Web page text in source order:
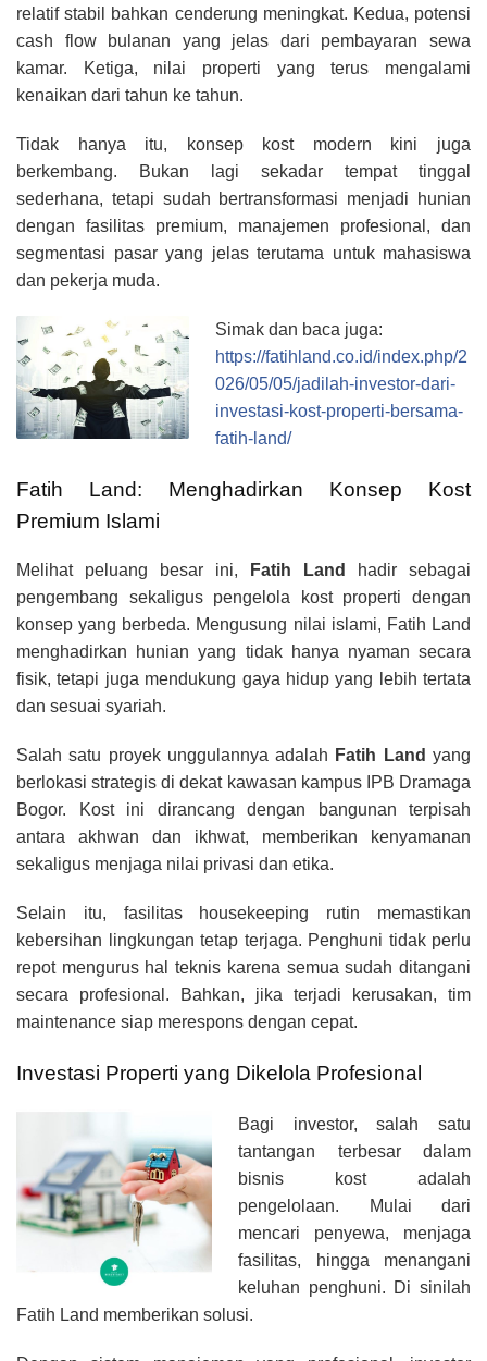
relatif stabil bahkan cenderung meningkat. Kedua, potensi
cash flow bulanan yang jelas dari pembayaran sewa
kamar. Ketiga, nilai properti yang terus mengalami
kenaikan dari tahun ke tahun.
Tidak hanya itu, konsep kost modern kini juga
berkembang. Bukan lagi sekadar tempat tinggal
sederhana, tetapi sudah bertransformasi menjadi hunian
dengan fasilitas premium, manajemen profesional, dan
segmentasi pasar yang jelas terutama untuk mahasiswa
dan pekerja muda.
Simak dan baca juga:
https://fatihland.co.id/index.php/2
026/05/05/jadilah-investor-dari-
investasi-kost-properti-bersama-
fatih-land/
Fatih Land: Menghadirkan Konsep Kost
Premium Islami
Melihat peluang besar ini, Fatih Land
hadir sebagai
pengembang sekaligus pengelola kost properti dengan
konsep yang berbeda. Mengusung nilai islami, Fatih Land
menghadirkan hunian yang tidak hanya nyaman secara
fisik, tetapi juga mendukung gaya hidup yang lebih tertata
dan sesuai syariah.
Salah satu proyek unggulannya adalah Fatih Land yang
berlokasi strategis di dekat kawasan kampus IPB Dramaga
Bogor. Kost ini dirancang dengan bangunan terpisah
antara akhwan dan ikhwat, memberikan kenyamanan
sekaligus menjaga nilai privasi dan etika.
Selain itu, fasilitas housekeeping rutin memastikan
kebersihan lingkungan tetap terjaga. Penghuni tidak perlu
repot mengurus hal teknis karena semua sudah ditangani
secara profesional. Bahkan, jika terjadi kerusakan, tim
maintenance siap merespons dengan cepat.
Investasi Properti yang Dikelola Profesional
Bagi investor, salah satu
tantangan terbesar dalam
bisnis kost adalah
pengelolaan. Mulai dari
mencari penyewa, menjaga
fasilitas, hingga menangani
keluhan penghuni. Di sinilah
Fatih Land memberikan solusi.